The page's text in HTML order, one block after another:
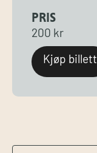
PRIS
200 kr
Kjøp billett